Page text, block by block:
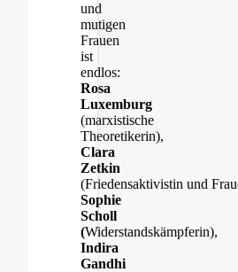
und
mutigen
Frauen
ist
endlos:
Rosa
Luxemburg
(marxistische
Theoretikerin),
Clara
Zetkin
(Friedensaktivistin und
Sophie
Scholl
(Widerstandskämpferin),
Indira
Gandhi